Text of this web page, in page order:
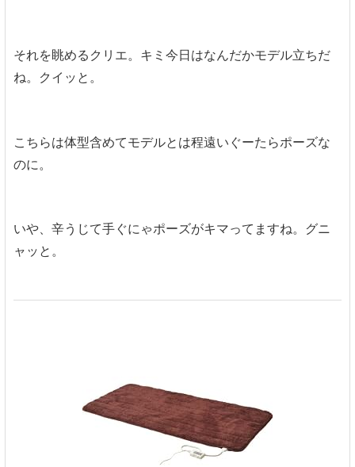
それを眺めるクリエ。キミ今日はなんだかモデル立ちだ
ね。クイッと。
こちらは体型含めてモデルとは程遠いぐーたらポーズな
のに。
いや、辛うじて手ぐにゃポーズがキマってますね。グニ
ャッと。